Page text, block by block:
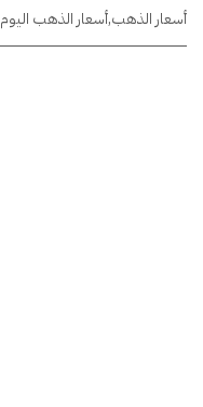
أسعار الذهب,أسعار الذهب اليوم